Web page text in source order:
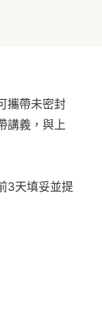
攜帶未密封
講義，與上
3天填妥並提